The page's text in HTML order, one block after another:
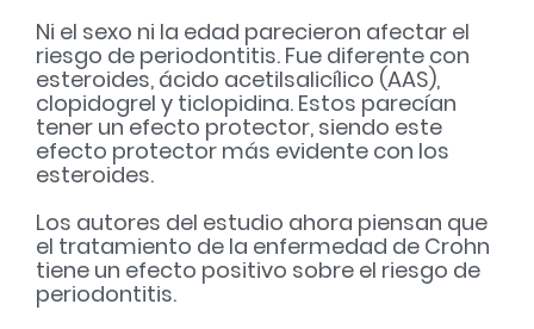
Ni el sexo ni la edad parecieron afectar el
riesgo de periodontitis. Fue diferente con
esteroides, ácido acetilsalicílico (AAS),
clopidogrel y ticlopidina. Estos parecían
tener un efecto protector, siendo este
efecto protector más evidente con los
esteroides.
Los autores del estudio ahora piensan que
el tratamiento de la enfermedad de Crohn
tiene un efecto positivo sobre el riesgo de
periodontitis.